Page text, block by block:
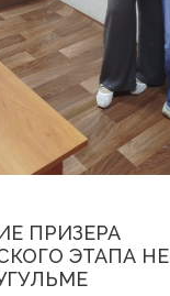
ПРИЗЕРА
ЭТАПА